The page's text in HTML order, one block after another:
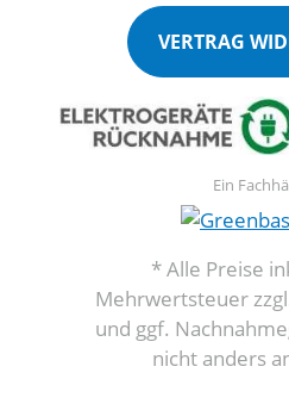
VERTRAG
Ein
* Alle Preise
Mehrwertsteuer
und ggf.
nicht anders